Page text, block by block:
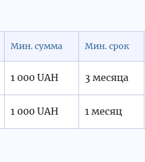
Мин. сумма Мин. срок
1 000 UAH 3 месяца
1 000 UAH 1 месяц